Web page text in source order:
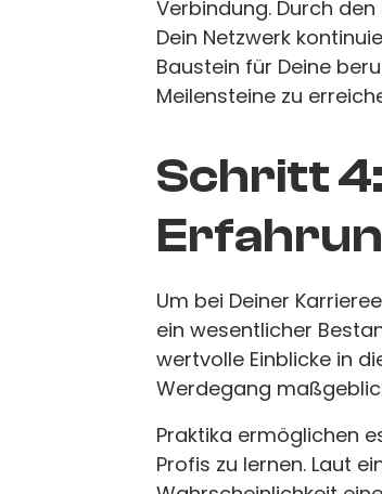
Verbindung. Durch
Dein Netzwerk
Baustein für Deine
Meilensteine zu
Schritt
Um bei Deiner
ein wesentlicher
wertvolle Einblicke in
Werdegang
Praktika ermöglichen
Profis zu lernen. Laut